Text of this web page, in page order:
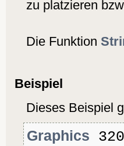
zu platzieren
Die Funktion
Beispiel
Dieses Beispiel
Graphics